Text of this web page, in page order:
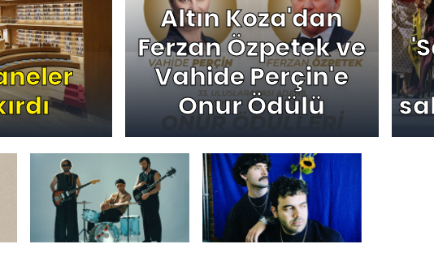
Altın Koza'dan
Ferzan Özpetek ve
Vahide Perçin'e
Onur Ödülü